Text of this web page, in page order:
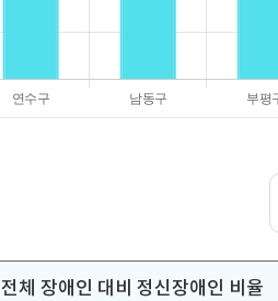
전체 장애인 대비 정신장애인 비율